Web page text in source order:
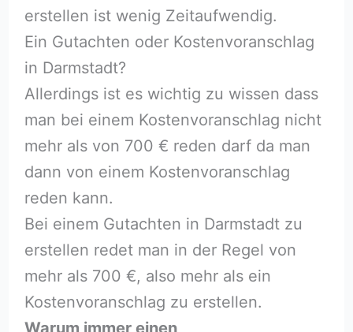
erstellen ist wenig Zeitaufwendig.
Ein Gutachten oder Kostenvoranschlag
in Darmstadt?
Allerdings ist es wichtig zu wissen dass
man bei einem Kostenvoranschlag nicht
mehr als von 700 € reden darf da man
dann von einem Kostenvoranschlag
reden kann.
Bei einem Gutachten in Darmstadt zu
erstellen redet man in der Regel von
mehr als 700 €, also mehr als ein
Kostenvoranschlag zu erstellen.
Warum immer einen